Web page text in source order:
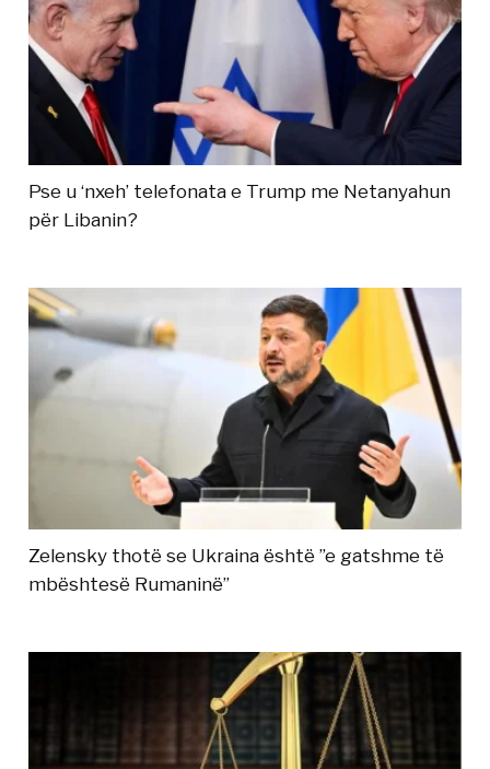
Pse u ‘nxeh’ telefonata e Trump me Netanyahun
për Libanin?
Zelensky thotë se Ukraina është ”e gatshme të
mbështesë Rumaninë”